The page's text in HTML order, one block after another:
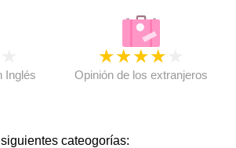
Inglés
★★★★
Opinión de los extranjeros
cateogorías: